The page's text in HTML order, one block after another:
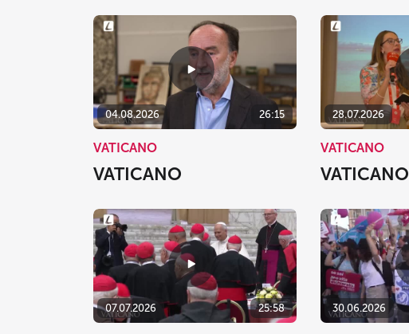
04.08.2026 26:15
VATICANO
VATICANO
28.07.2026
VATICANO
VATICANO
07.07.2026 25:58 30.06.2026